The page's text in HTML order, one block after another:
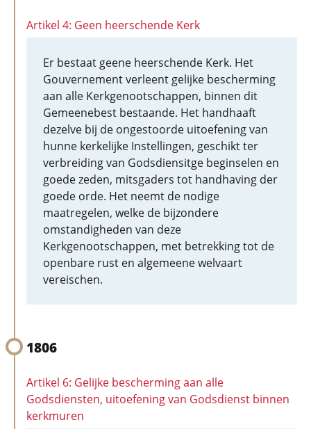
Artikel 4: Geen heerschende Kerk
Er bestaat geene heerschende Kerk. Het
Gouvernement verleent gelijke bescherming
aan alle Kerkgenootschappen, binnen dit
Gemeenebest bestaande. Het handhaaft
dezelve bij de ongestoorde uitoefening van
hunne kerkelijke Instellingen, geschikt ter
verbreiding van Godsdiensitge beginselen en
goede zeden, mitsgaders tot handhaving der
goede orde. Het neemt de nodige
maatregelen, welke de bijzondere
omstandigheden van deze
Kerkgenootschappen, met betrekking tot de
openbare rust en algemeene welvaart
vereischen.
1806
Artikel 6: Gelijke bescherming aan alle
Godsdiensten, uitoefening van Godsdienst binnen
kerkmuren